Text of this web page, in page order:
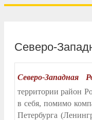
Северо-
Северо-Западная
территории район
в себя, помимо
Петербурга